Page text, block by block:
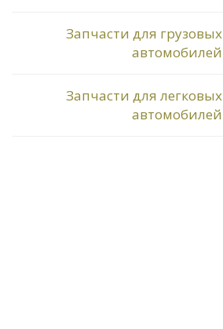
Запчасти для грузовых
автомобилей
Запчасти для легковых
автомобилей